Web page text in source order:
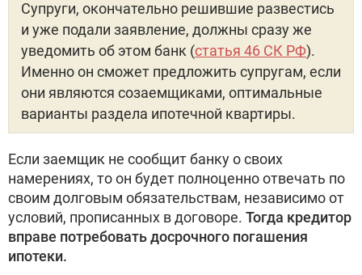
Супруги, окончательно решившие развестись
и уже подали заявление, должны сразу же
уведомить об этом банк (статья 46 СК РФ).
Именно он сможет предложить супругам, если
они являются созаемщиками, оптимальные
варианты раздела ипотечной квартиры.
Если заемщик не сообщит банку о своих
намерениях, то он будет полноценно отвечать по
своим долговым обязательствам, независимо от
условий, прописанных в договоре. Тогда кредитор
вправе потребовать досрочного погашения
ипотеки.